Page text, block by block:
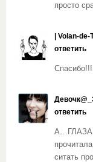
просто
| Volan-de-
ответить
ответить
ситать